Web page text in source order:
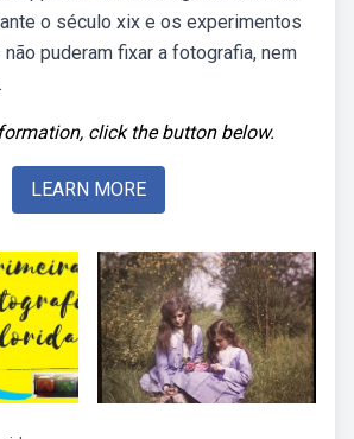
o século xix e os experimentos
puderam fixar a fotografia, nem
click the button below.
LEARN MORE